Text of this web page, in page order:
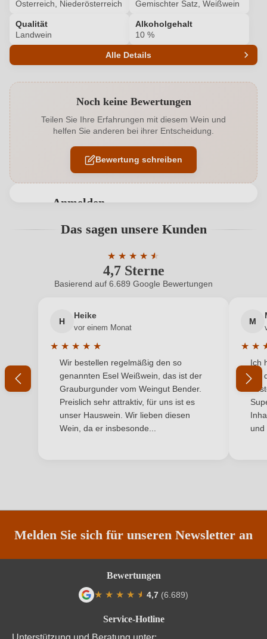
Österreich, Niederösterreich Gemischter Satz, Weißwein
Qualität
Landwein
Alkoholgehalt
10 %
Alle Details
Alkoholgehalt in % 10 %
Allergene Enthält Sulfite
Cuvée-
Rebsorten
Johanniter, Muscaris, Cabernet Blanc, Hibernal,
Solaris
Hersteller DER BAUER. Triesneckerhof
Raimund Bauer E.U., Mallon 46, 3470 Kirchberg
2022
Österreich
Qualität Landwein
Gemischter Satz
Niederösterreich
Noch keine Bewertungen
Teilen Sie Ihre Erfahrungen mit diesem Wein und
helfen Sie anderen bei ihrer Entscheidung.
Bewertung schreiben
Anmelden
Benutzern abgegeben werden. Bitte loggen Sie sich
Neuer Kunde? Neuer Kunde?
Ihre E-Mail-Adresse
Ihr Passwort
Ich habe mein Passwort vergessen
Das sagen unsere Kunden
4,7 Sterne
★ ★ ★ ★ ★
★
Durchschnittliche Bewertung von 4.7
Basierend auf 6.689 Google Bewertungen
H
Heike
vor einem Monat
★ ★ ★ ★ ★
Durchschnittliche Bewertung von 5 von 5 Sternen
Wir bestellen regelmäßig den so
genannten Esel Weißwein, das ist der
Grauburgunder vom Weingut Bender.
Preislich sehr attraktiv, für uns ist es
unser Hauswein. Wir lieben diesen
Wein, da er insbesonde...
M
★ ★
Ich
mit
und
Melden Sie sich für unseren Newsletter an
Service-Hotline
Bewertungen
★ ★ ★ ★ ★
★ 4,7 (6.689)